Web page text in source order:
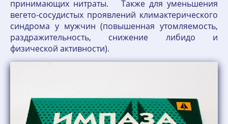
принимающих нитраты. Также для уменьшения
вегето-сосудистых проявлений климактерического
синдрома у мужчин (повышенная утомляемость,
раздражительность, снижение либидо и
физической активности).